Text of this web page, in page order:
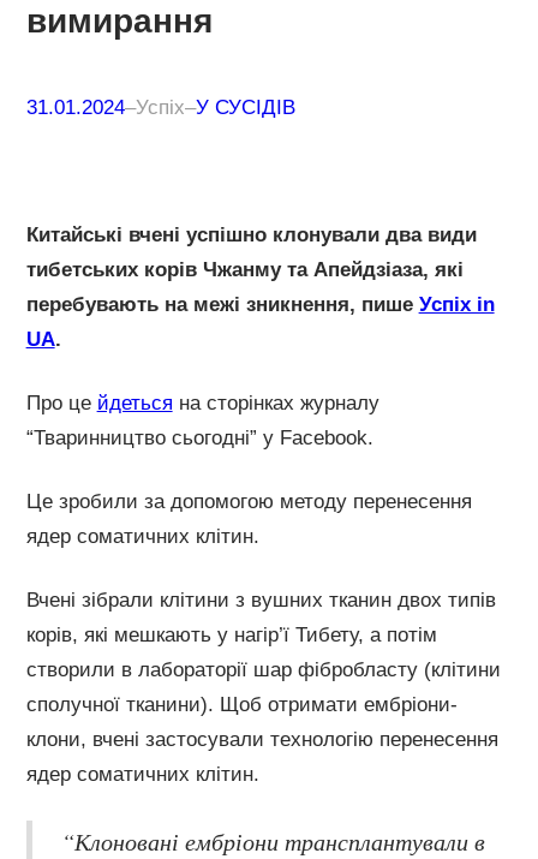
вимирання
31.01.2024–Успіх–У СУСІДІВ
Китайські вчені успішно клонували два види
тибетських корів Чжанму та Апейдзіаза, які
перебувають на межі зникнення, пише Успіх in
UA.
Про це йдеться на сторінках журналу
“Тваринництво сьогодні” у Facebook.
Це зробили за допомогою методу перенесення
ядер соматичних клітин.
Вчені зібрали клітини з вушних тканин двох типів
корів, які мешкають у нагір’ї Тибету, а потім
створили в лабораторії шар фібробласту (клітини
сполучної тканини). Щоб отримати ембріони-
клони, вчені застосували технологію перенесення
ядер соматичних клітин.
“Клоновані ембріони трансплантували в